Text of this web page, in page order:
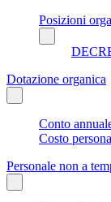
Posizioni
Dotazione organica
Conto
Costo
Personale non a